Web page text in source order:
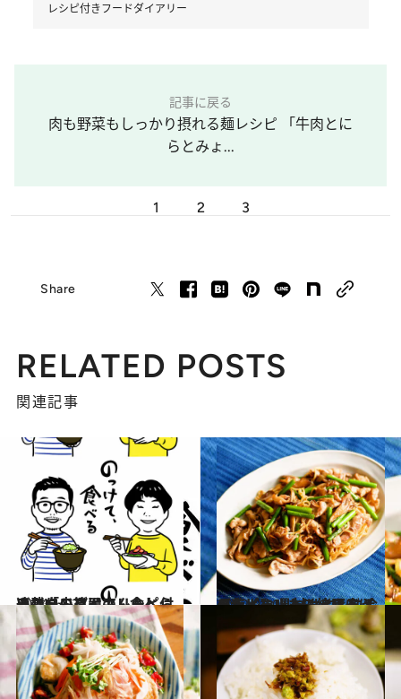
レシピ付きフードダイアリー
記事に戻る
肉も野菜もしっかり摂れる麺レシピ 「牛肉とに
らとみょ...
1 2 3
Share
RELATED POSTS
関連記事
2024.12.27
連載「のっけて、食べる」白央篤司さん＆しらいのりこさんのレシピ付きフードダイアリー
グルメ 2022.9.10
【大人なソース焼きそばレシピ】 具材はにんにくの芽・まいたけ・豚肉 冷えたビールと一緒にどうぞ
グルメ